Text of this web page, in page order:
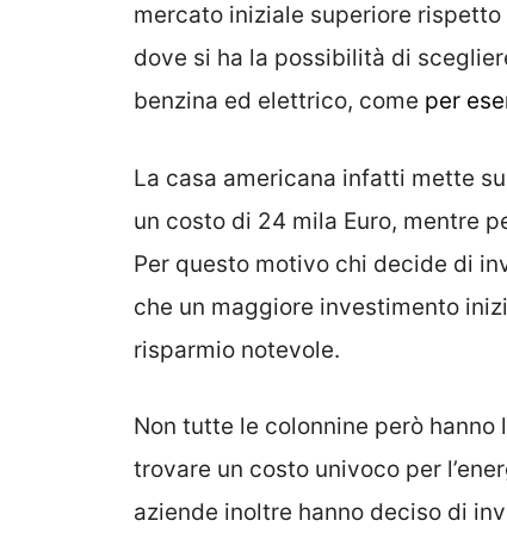
mercato iniziale superiore
dove si ha la possibilità di
benzina ed elettrico, come per
La casa americana infatti mette
un costo di 24 mila Euro, mentre
Per questo motivo chi decide di
che un maggiore investimento
risparmio notevole.
Non tutte le colonnine però
trovare un costo univoco per
aziende inoltre hanno deciso di